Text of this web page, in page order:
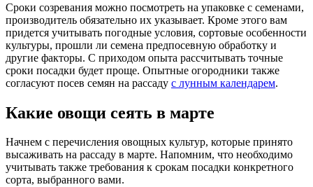
Сроки созревания можно посмотреть на упаковке с семенами,
производитель обязательно их указывает. Кроме этого вам
придется учитывать погодные условия, сортовые особенности
культуры, прошли ли семена предпосевную обработку и
другие факторы. С приходом опыта рассчитывать точные
сроки посадки будет проще. Опытные огородники также
согласуют посев семян на рассаду с лунным календарем.
Какие овощи сеять в марте
Начнем с перечисления овощных культур, которые принято
высаживать на рассаду в марте. Напомним, что необходимо
учитывать также требования к срокам посадки конкретного
сорта, выбранного вами.